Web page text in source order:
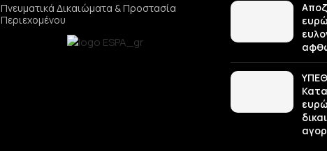
Πνευματικά Δικαιώματα & Προστασία
Περιεχομένου